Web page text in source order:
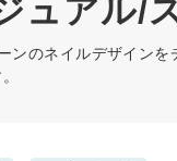
ュアル/
ンのネイルデザイン